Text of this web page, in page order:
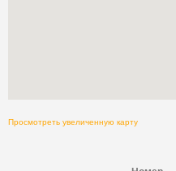
Просмотреть увеличенную карту